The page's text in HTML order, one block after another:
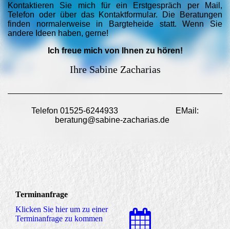
Kontaktieren Sie mich für ein Erstgespräch per Mail,
Telefon oder über das Kontaktformular. Die Beratungen
finden normalerweise in Bargteheide statt. Wenn Sie
andere Ideen haben, gerne!
Ich freue mich von Ihnen zu hören!
Ihre Sabine Zacharias
Telefon 01525-6244933 EMail:
beratung@sabine-zacharias.de
Terminanfrage
Klicken Sie hier um zu einer
Terminanfrage zu kommen